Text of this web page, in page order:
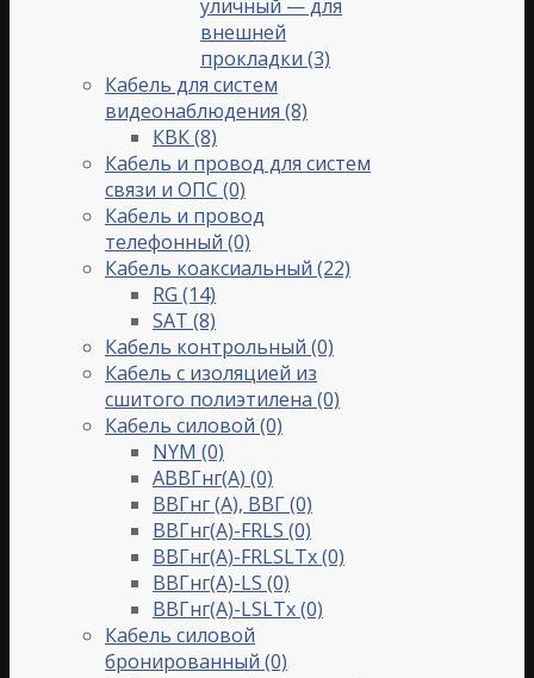
уличный — для
внешней
прокладки (3)
Кабель для систем
видеонаблюдения (8)
КВК(8)
Кабель и провод для систем
связи и ОПС (0)
Кабель и провод
телефонный (0)
Кабель коаксиальный (22)
RG (14)
SAT (8)
Кабель контрольный (0)
Кабель с изоляцией из
сшитого полиэтилена (0)
Кабель силовой (0)
NYM (0)
АВВГнг(А) (0)
ВВГнг (А), ВВГ(0)
ВВГнг(А)-FRLS (0)
ВВГнг(А)-FRLSLTx(0)
ВВГнг(А)-LS (0)
ВВГнг(А)-LSLTx(0)
Кабель силовой
бронированный (0)